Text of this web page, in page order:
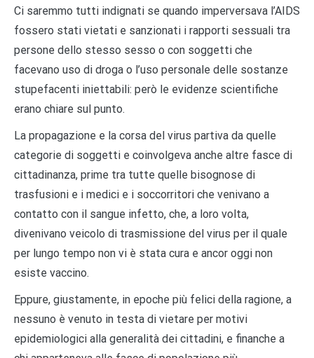
Ci saremmo tutti indignati se quando imperversava l’AIDS
fossero stati vietati e sanzionati i rapporti sessuali tra
persone dello stesso sesso o con soggetti che
facevano uso di droga o l’uso personale delle sostanze
stupefacenti iniettabili: però le evidenze scientifiche
erano chiare sul punto.
La propagazione e la corsa del virus partiva da quelle
categorie di soggetti e coinvolgeva anche altre fasce di
cittadinanza, prime tra tutte quelle bisognose di
trasfusioni e i medici e i soccorritori che venivano a
contatto con il sangue infetto, che, a loro volta,
divenivano veicolo di trasmissione del virus per il quale
per lungo tempo non vi è stata cura e ancor oggi non
esiste vaccino.
Eppure, giustamente, in epoche più felici della ragione, a
nessuno è venuto in testa di vietare per motivi
epidemiologici alla generalità dei cittadini, e finanche a